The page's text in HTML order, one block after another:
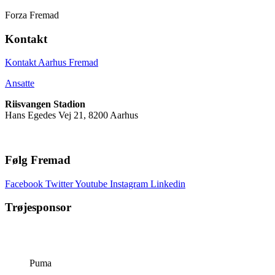
Forza Fremad
Kontakt
Kontakt Aarhus Fremad
Ansatte
Riisvangen Stadion
Hans Egedes Vej 21, 8200 Aarhus
Følg Fremad
Facebook TwitterYoutube Instagram Linkedin
Trøjesponsor
Puma